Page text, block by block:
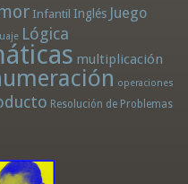
Infantil Inglés Juego
Lógica
multiplicación
operaciones
Resolución de Problemas